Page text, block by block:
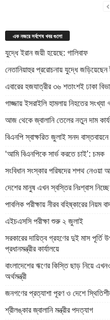
এক নজরে সর্বশেষ খবর গুলো
যুদ্ধে ইরান জয়ী হয়েছে: গালিবাফ
নেতানিয়াহুর প্ররোচনায় যুদ্ধে জড়িয়েছেন
এবারের হজযাত্রীর ৩৬ শতাংশই ঢাকা
গাজ্জায় ইসরাইলি হামলায় নিহতের সংখ্যা
আজ থেকে জ্বালানি তেলের নতুন দাম
বিএনপি স্বাক্ষরিত জুলাই সনদ
‘আমি বিএনপিকে সার্ভ করতে চাই’: চমক
সংবিধান সংস্কার পরিষদের শপথ
দেশের মানুষ এখন স্বস্তির নিঃশ্বাস
পাবলিক পরীক্ষায় নীরব বহিষ্কারের নিয়ম
এইচএসসি পরীক্ষা শুরু ২ জুলাই
সরকারের দায়িত্ব গ্রহণের দুই মাস পূর্তি
প্রধানমন্ত্রীর কার্যালয়ে
বাংলাদেশের ঋণের কিস্তি ছাড় নিয়ে
অর্থমন্ত্রী
জনগণের প্রত্যাশা পূরণ ও দেশে
শ্রীলঙ্কার জ্বালানি মন্ত্রীর পদত্যাগ